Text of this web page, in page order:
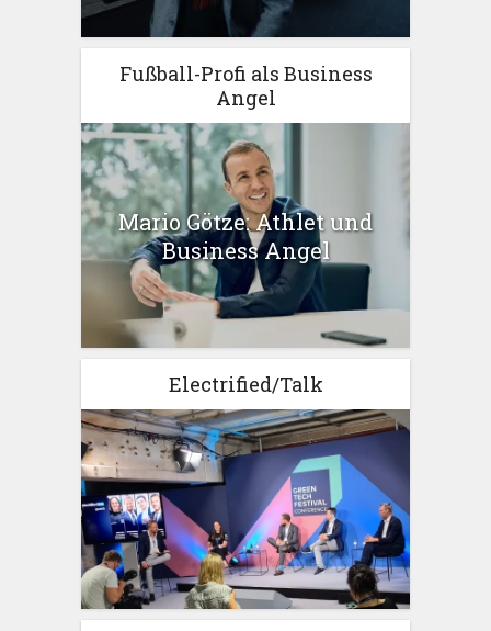
Fußball-Profi als Business
Angel
Mario Götze: Athlet und
Business Angel
Electrified/Talk